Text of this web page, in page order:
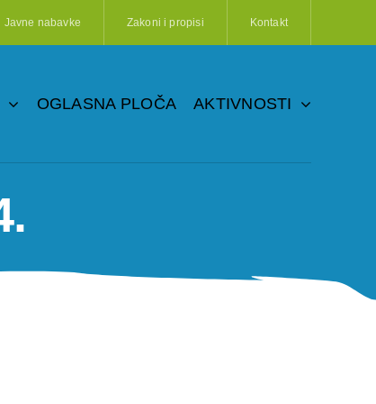
Javne nabavke Zakoni i propisi Kontakt
OGLASNA PLOČA AKTIVNOSTI